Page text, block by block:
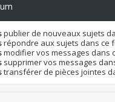
publier de nouveaux sujets
répondre aux sujets dans ce
modifier vos messages dans
supprimer vos messages
transférer de pièces jointes